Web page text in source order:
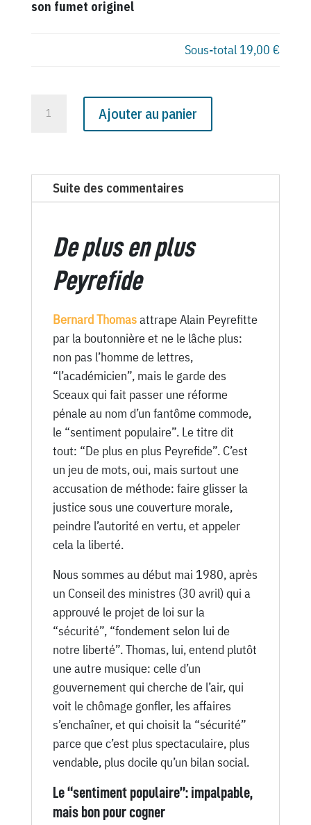
son fumet originel
Sous-total 19,00 €
du
Canard
1980
Ajouter au panier
Suite des commentaires
De plus en plus
Peyrefide
Bernard Thomasattrape Alain Peyrefitte
par la boutonnière et ne le lâche plus:
non pas l’homme de lettres,
“l’académicien”, mais le garde des
Sceaux qui fait passer une réforme
pénale au nom d’un fantôme commode,
le “sentiment populaire”. Le titre dit
tout: “De plus en plus Peyrefide”. C’est
un jeu de mots, oui, mais surtout une
accusation de méthode: faire glisser la
justice sous une couverture morale,
peindre l’autorité en vertu, et appeler
cela la liberté.
Nous sommes au début mai 1980, après
un Conseil des ministres (30 avril) qui a
approuvé le projet de loi sur la
“sécurité”, “fondement selon lui de
notre liberté”. Thomas, lui, entend plutôt
une autre musique: celle d’un
gouvernement qui cherche de l’air, qui
voit le chômage gonfler, les affaires
s’enchaîner, et qui choisit la “sécurité”
parce que c’est plus spectaculaire, plus
vendable, plus docile qu’un bilan social.
Le “sentiment populaire”: impalpable,
mais bon pour cogner